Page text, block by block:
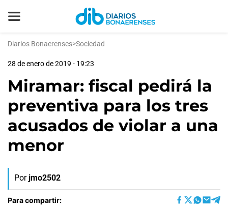
Diarios Bonaerenses>Sociedad
28 de enero de 2019 - 19:23
Miramar: fiscal pedirá la
preventiva para los tres
acusados de violar a una
menor
Por jmo2502
Para compartir: